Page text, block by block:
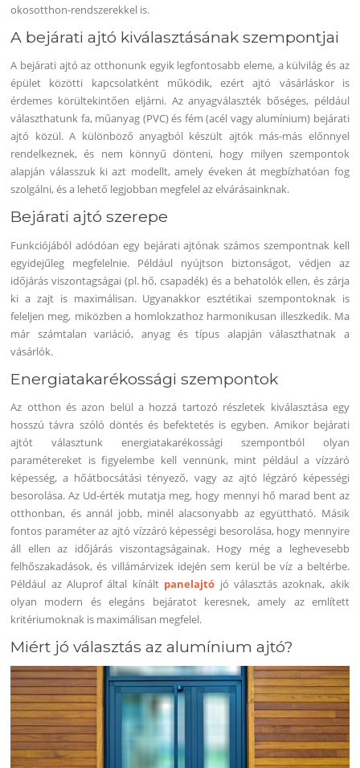
okosotthon-rendszerekkel is.
A bejárati ajtó kiválasztásának szempontjai
A bejárati ajtó az otthonunk egyik legfontosabb eleme, a külvilág és az
épület közötti kapcsolatként működik, ezért ajtó vásárláskor is
érdemes körültekintően eljárni. Az anyagválaszték bőséges, például
választhatunk fa, műanyag (PVC) és fém (acél vagy alumínium) bejárati
ajtó közül. A különböző anyagból készült ajtók más-más előnnyel
rendelkeznek, és nem könnyű dönteni, hogy milyen szempontok
alapján válasszuk ki azt modellt, amely éveken át megbízhatóan fog
szolgálni, és a lehető legjobban megfelel az elvárásainknak.
Bejárati ajtó szerepe
Funkciójából adódóan egy bejárati ajtónak számos szempontnak kell
egyidejűleg megfelelnie. Például nyújtson biztonságot, védjen az
időjárás viszontagságai (pl. hő, csapadék) és a behatolók ellen, és zárja
ki a zajt is maximálisan. Ugyanakkor esztétikai szempontoknak is
feleljen meg, miközben a homlokzathoz harmonikusan illeszkedik. Ma
már számtalan variáció, anyag és típus alapján választhatnak a
vásárlók.
Energiatakarékossági szempontok
Az otthon és azon belül a hozzá tartozó részletek kiválasztása egy
hosszú távra szóló döntés és befektetés is egyben. Amikor bejárati
ajtót választunk energiatakarékossági szempontból olyan
paramétereket is figyelembe kell vennünk, mint például a vízzáró
képesség, a hőátbocsátási tényező, vagy az ajtó légzáró képességi
besorolása. Az Ud-érték mutatja meg, hogy mennyi hő marad bent az
otthonban, és annál jobb, minél alacsonyabb az együttható. Másik
fontos paraméter az ajtó vízzáró képességi besorolása, hogy mennyire
áll ellen az időjárás viszontagságainak. Hogy még a leghevesebb
felhőszakadások, és villámárvizek idején sem kerül be víz a beltérbe.
Például az Aluprof által kínált panelajtó jó választás azoknak, akik
olyan modern és elegáns bejáratot keresnek, amely az említett
kritériumoknak is maximálisan megfelel.
Miért jó választás az alumínium ajtó?